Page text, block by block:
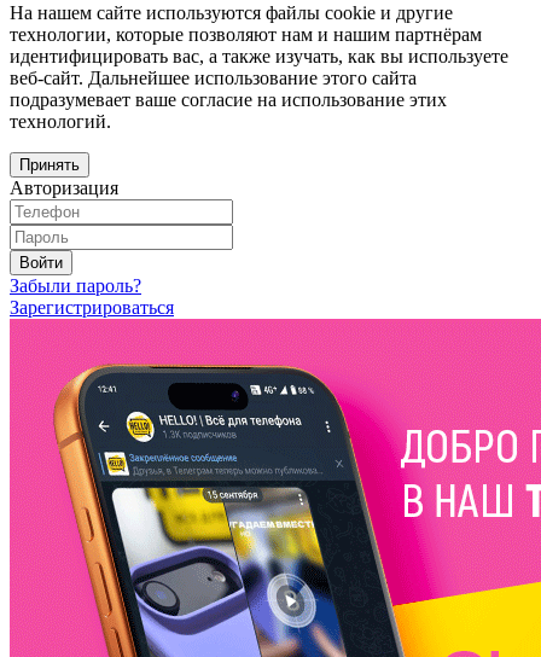
На нашем сайте используются файлы cookie и другие
технологии, которые позволяют нам и нашим партнёрам
идентифицировать вас, а также изучать, как вы используете
веб-сайт. Дальнейшее использование этого сайта
подразумевает ваше согласие на использование этих
технологий.
Принять
Авторизация
Войти
Забыли пароль?
Зарегистрироваться